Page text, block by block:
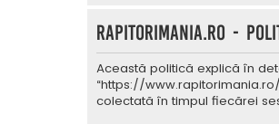
Rapitorimania.ro -
Această politică explică în
“https://www.rapitorimania.ro/
colectată în timpul fiecărei